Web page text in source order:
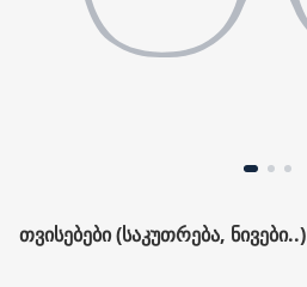
ᲗᲕᲘᲡᲔᲑᲔᲑᲘ (ᲡᲐᲙᲣᲗᲠᲔᲑᲐ, ᲜᲘᲕᲔᲑᲘ..)